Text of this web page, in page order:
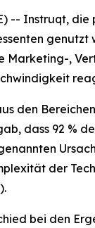
-- Instruqt,
,
den
dass 92 %
der
bei den